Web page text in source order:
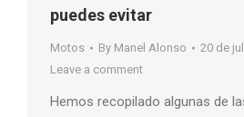
puedes evitar
Motos By Manel Alonso
20 de
Leave a comment
Hemos recopilado algunas de